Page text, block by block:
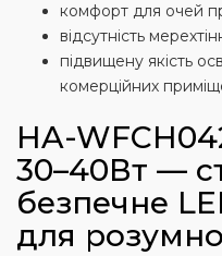
комфорт для очей
відсутність
підвищену якість
комерційних
HA-
30–40Вт —
безпечне
для